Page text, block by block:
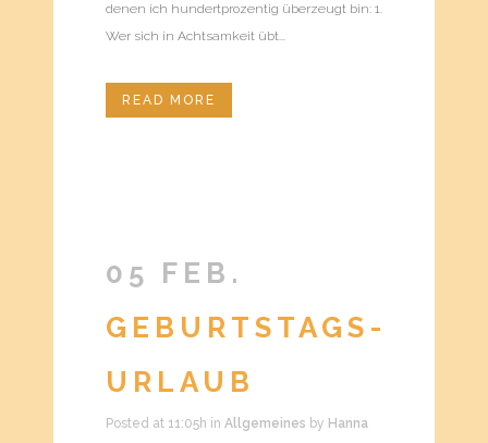
denen ich hundertprozentig überzeugt bin: 1.
Wer sich in Achtsamkeit übt...
READ MORE
05 FEB.
GEBURTSTAGS-
URLAUB
Posted at 11:05h in Allgemeines by Hanna